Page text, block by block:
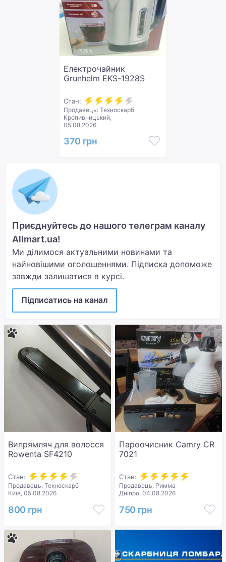
Електрочайник
Grunhelm EKS-1928S
Стан:
Продавець: Техноскарб
Кропивницький,
05.08.2026
370 грн
Випрямляч для волосся
Rowenta SF4210
Стан:
Продавець: Техноскарб
Київ, 05.08.2026
800 грн
Пароочисник Camry CR
7021
Стан:
Продавець: Римма
Дніпро, 04.08.2026
750 грн
Приєднуйтесь до нашого телеграм каналу
Allmart.ua!
Ми ділимося актуальними новинами та
найновішими оголошеннями. Підписка допоможе
завжди залишатися в курсі.
Підписатись на канал